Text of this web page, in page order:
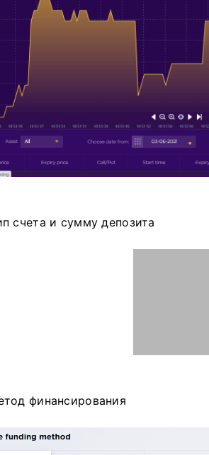
счета и сумму депозита
финансирования